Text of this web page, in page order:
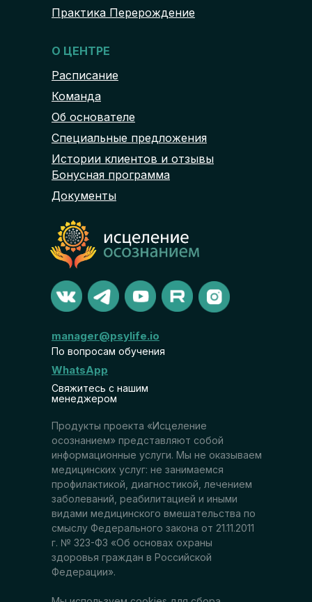
Продукты проекта «Исцеление
осознанием» представляют собой
информационные услуги. Мы не оказываем
медицинских услуг: не занимаемся
профилактикой, диагностикой, лечением
заболеваний, реабилитацией и иными
видами медицинского вмешательства по
смыслу Федерального закона от 21.11.2011
г. № 323-ФЗ «Об основах охраны
здоровья граждан в Российской
Федерации».
manager@psylife.io
По вопросам обучения
WhatsApp
Свяжитесь с нашим
менеджером
Практика Перерождение
О ЦЕНТРЕ
Команда
Документы
Бонусная программа
Специальные предложения
Об основателе
Расписание
Истории клиентов и отзывы